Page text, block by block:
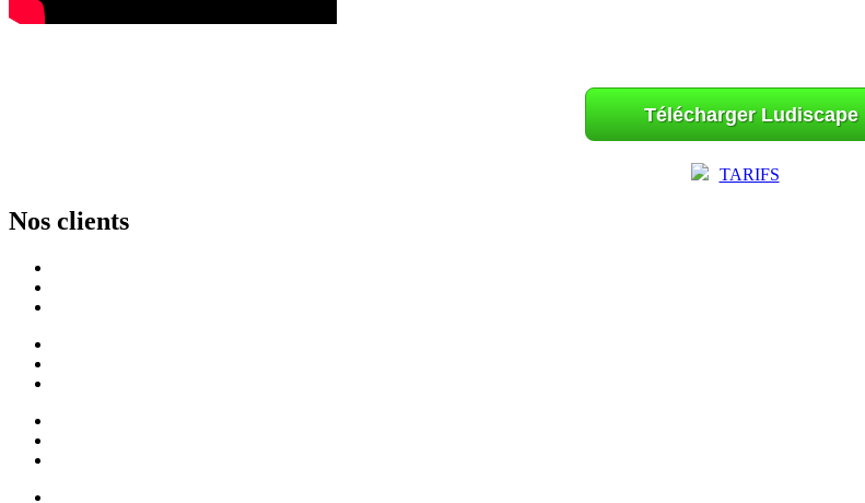
Télécharger Ludiscape
TARIFS
Nos clients